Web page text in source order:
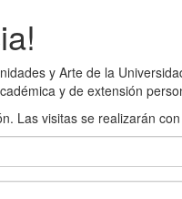
y Arte de la
y de extensión
Las visitas se realizarán